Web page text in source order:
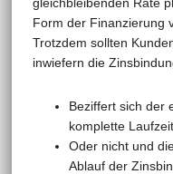
Form der Finanzierung
Trotzdem sollten
inwiefern die
Beziffert sich der
komplette
Oder nicht und
Ablauf der